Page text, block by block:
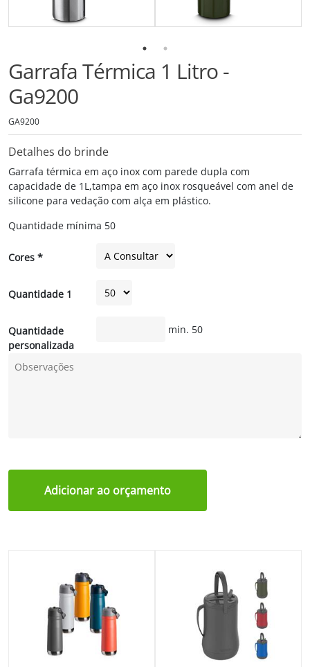
Garrafa Térmica 1 Litro -
Ga9200
GA9200
Detalhes do brinde
Garrafa térmica em aço inox com parede dupla com
capacidade de 1L,tampa em aço inox rosqueável com anel de
silicone para vedação com alça em plástico.
Quantidade mínima 50
Cores *
Quantidade 1
Quantidade
personalizada
min. 50
Adicionar ao orçamento